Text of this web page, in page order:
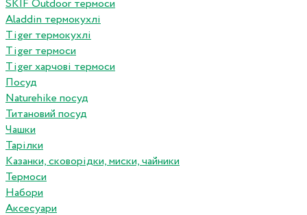
SKIF Outdoor термоси
Aladdin термокухлі
Tiger термокухлі
Tiger термоси
Tiger харчові термоси
Посуд
Naturehike посуд
Титановий посуд
Чашки
Тарілки
Казанки, сковорідки, миски, чайники
Термоси
Набори
Аксесуари